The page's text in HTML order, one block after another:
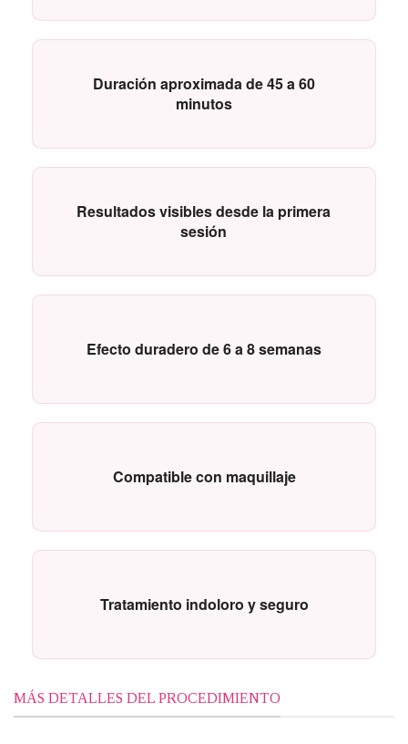
Duración aproximada de 45 a 60
minutos
Resultados visibles desde la primera
sesión
Efecto duradero de 6 a 8 semanas
Compatible con maquillaje
Tratamiento indoloro y seguro
MÁS DETALLES DEL PROCEDIMIENTO